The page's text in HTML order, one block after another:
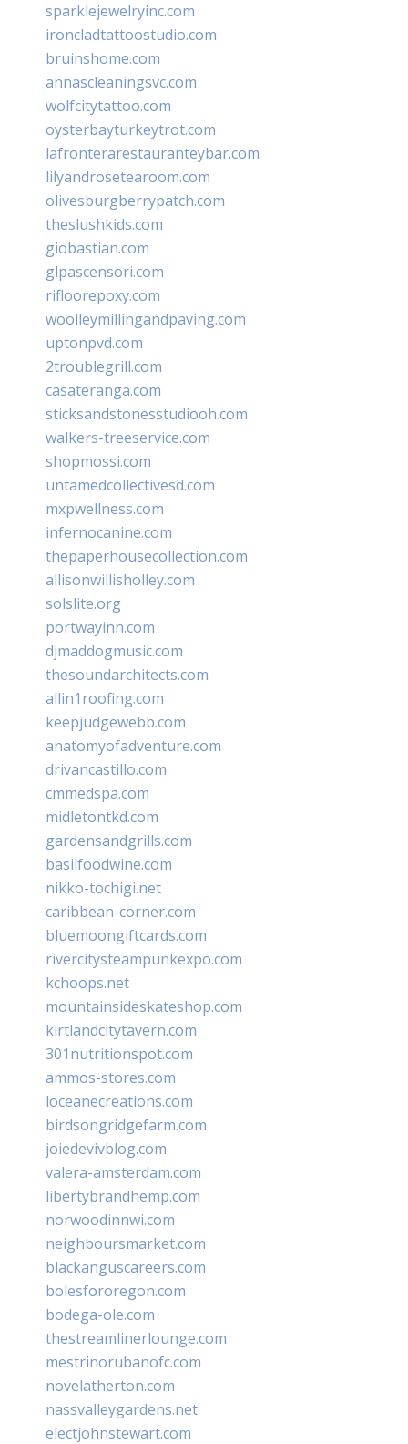
sparklejewelryinc.com
ironcladtattoostudio.com
bruinshome.com
annascleaningsvc.com
wolfcitytattoo.com
oysterbayturkeytrot.com
lafronterarestauranteybar.com
lilyandrosetearoom.com
olivesburgberrypatch.com
theslushkids.com
giobastian.com
glpascensori.com
rifloorepoxy.com
woolleymillingandpaving.com
uptonpvd.com
2troublegrill.com
casateranga.com
sticksandstonesstudiooh.com
walkers-treeservice.com
shopmossi.com
untamedcollectivesd.com
mxpwellness.com
infernocanine.com
thepaperhousecollection.com
allisonwillisholley.com
solslite.org
portwayinn.com
djmaddogmusic.com
thesoundarchitects.com
allin1roofing.com
keepjudgewebb.com
anatomyofadventure.com
drivancastillo.com
cmmedspa.com
midletontkd.com
gardensandgrills.com
basilfoodwine.com
nikko-tochigi.net
caribbean-corner.com
bluemoongiftcards.com
rivercitysteampunkexpo.com
kchoops.net
mountainsideskateshop.com
kirtlandcitytavern.com
301nutritionspot.com
ammos-stores.com
loceanecreations.com
birdsongridgefarm.com
joiedevivblog.com
valera-amsterdam.com
libertybrandhemp.com
norwoodinnwi.com
neighboursmarket.com
blackanguscareers.com
bolesfororegon.com
bodega-ole.com
thestreamlinerlounge.com
mestrinorubanofc.com
novelatherton.com
nassvalleygardens.net
electjohnstewart.com